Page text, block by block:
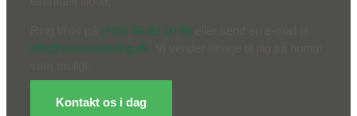
(+45) 53 82 10 66
info@skumisolering.dk
Kontakt os i dag